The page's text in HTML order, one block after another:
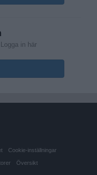
in här
Cookie-inställningar
Översikt